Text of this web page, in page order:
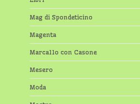
Mag di Spondeticino
Magenta
Marcallo con Casone
Mesero
Moda